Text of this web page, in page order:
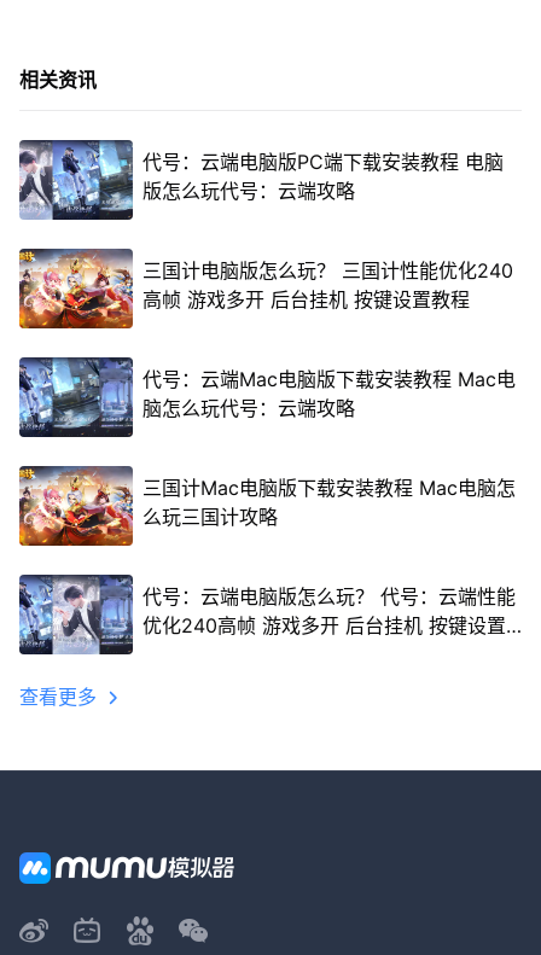
相关资讯
代号：云端电脑版PC端下载安装教程 电脑
版怎么玩代号：云端攻略
三国计电脑版怎么玩？ 三国计性能优化240
高帧 游戏多开 后台挂机 按键设置教程
代号：云端Mac电脑版下载安装教程 Mac电
脑怎么玩代号：云端攻略
三国计Mac电脑版下载安装教程 Mac电脑怎
么玩三国计攻略
代号：云端电脑版怎么玩？ 代号：云端性能
优化240高帧 游戏多开 后台挂机 按键设置
查看更多